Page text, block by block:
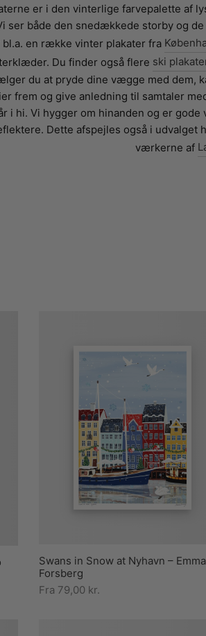
er i den vinterlige farvepalette af
ser både den snedækkede storby og
bl.a. en række vinter plakater fra
Du finder også flere ski
du at pryde dine vægge med dem,
frem og give anledning til samtaler
i hi. Vi hygger om hinanden og er
Dette afspejles også i udvalget
værkerne af
Swans in Snow at Nyhavn – Emma
Forsberg
Fra 79,00 kr.